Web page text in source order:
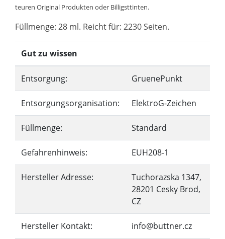
teuren Original Produkten oder Billigsttinten.
Füllmenge: 28 ml. Reicht für: 2230 Seiten.
Gut zu wissen
Entsorgung: GruenePunkt
Entsorgungsorganisation: ElektroG-Zeichen
Füllmenge: Standard
Gefahrenhinweis: EUH208-1
Hersteller Adresse:
Tuchorazska 1347,
28201 Cesky Brod,
CZ
Hersteller Kontakt: info@buttner.cz